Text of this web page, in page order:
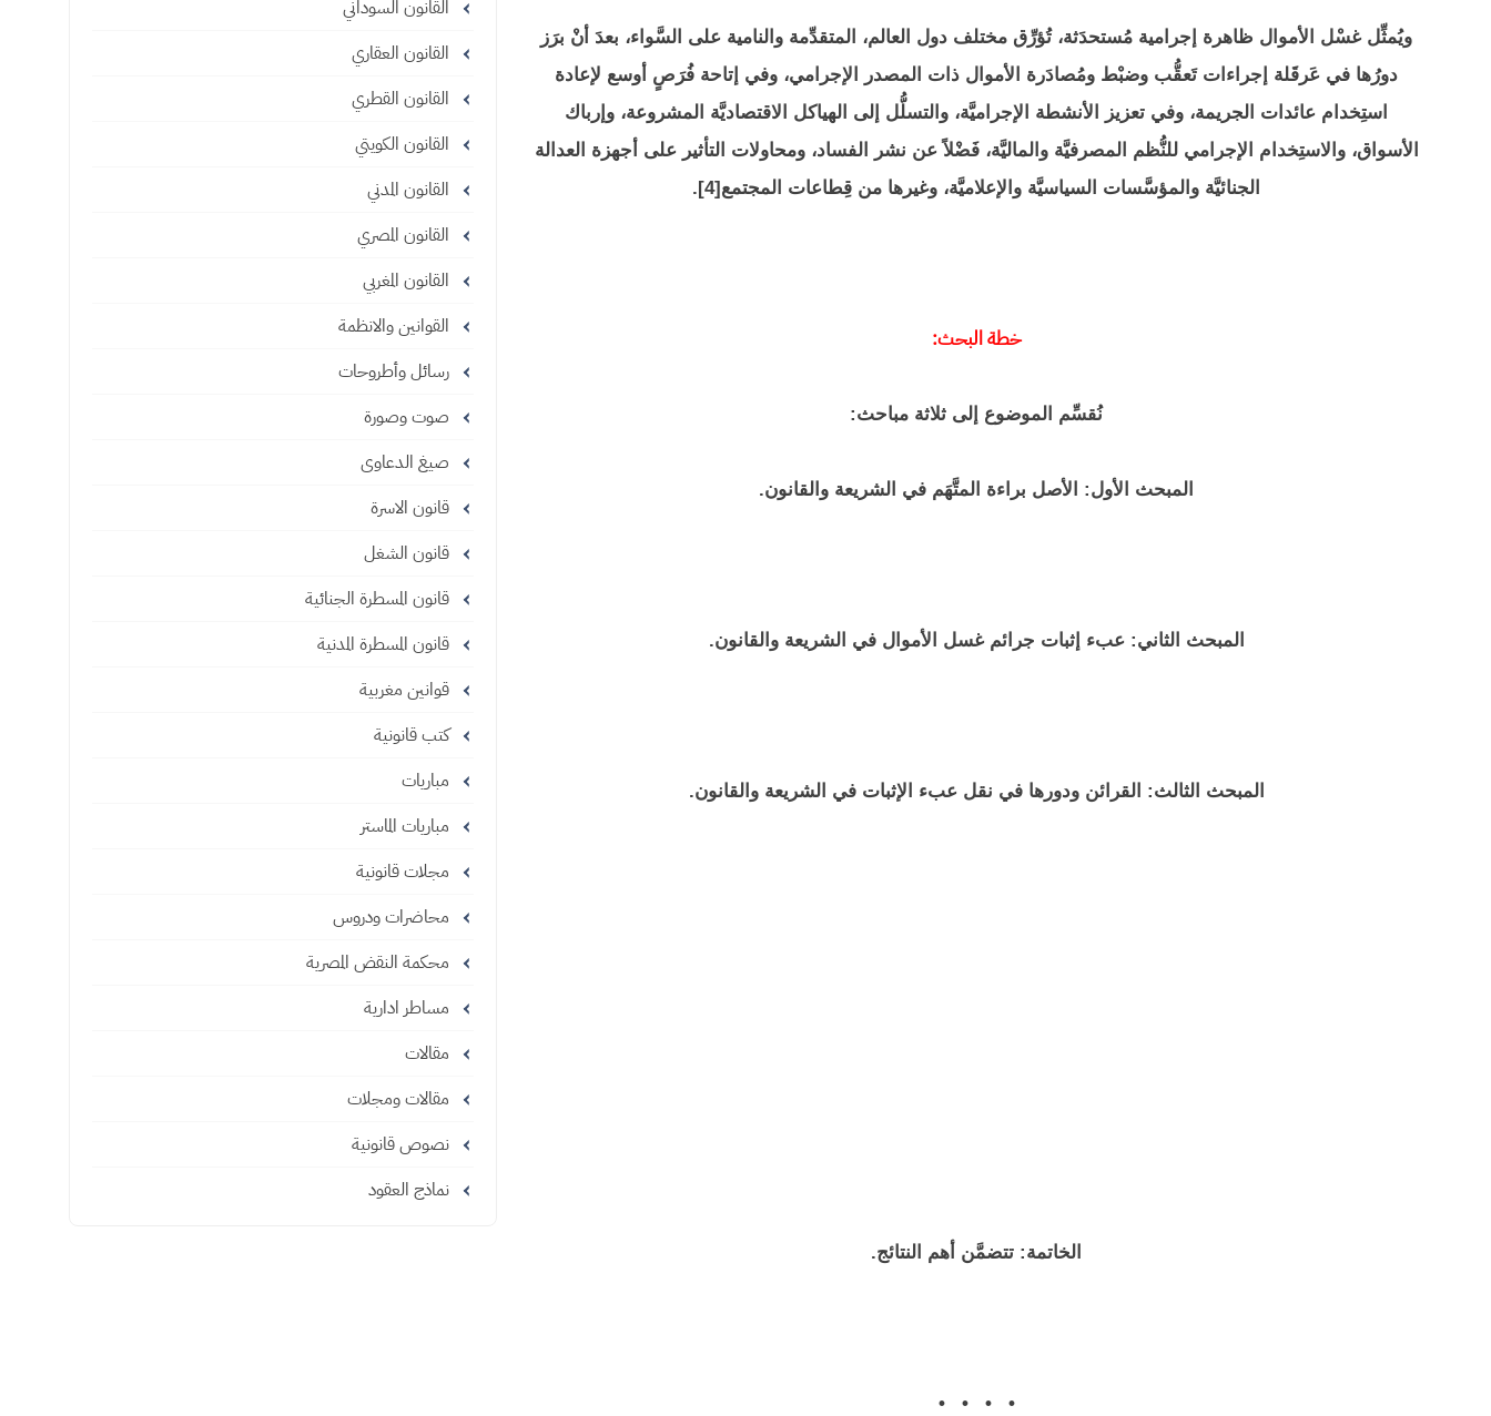
ويُمثِّل غسْل الأموال ظاهرة إجرامية مُستحدَثة، تُؤرِّق مختلف دول العالم، المتقدِّمة والنامية على السَّواء، بعدَ أنْ برَز
دورُها في عَرقَلة إجراءات تَعقُّب وضبْط ومُصادَرة الأموال ذات المصدر الإجرامي، وفي إتاحة فُرَصٍ أوسع لإعادة
استِخدام عائدات الجريمة، وفي تعزيز الأنشطة الإجراميَّة، والتسلُّل إلى الهياكل الاقتصاديَّة المشروعة، وإرباك
الأسواق، والاستِخدام الإجرامي للنُّظم المصرفيَّة والماليَّة، فَضْلاً عن نشر الفساد، ومحاولات التأثير على أجهزة العدالة
الجنائيَّة والمؤسَّسات السياسيَّة والإعلاميَّة، وغيرها من قِطاعات المجتمع[4].
خطة البحث:
نُقسِّم الموضوع إلى ثلاثة مباحث:
المبحث الأول: الأصل براءة المتَّهَم في الشريعة والقانون.
المبحث الثاني: عبء إثبات جرائم غسل الأموال في الشريعة والقانون.
المبحث الثالث: القرائن ودورها في نقل عبء الإثبات في الشريعة والقانون.
الخاتمة: تتضمَّن أهم النتائج.
• • • •
القانون السوداني
القانون العقاري
القانون القطري
القانون الكويتي
القانون المدني
القانون المصري
القانون المغربي
القوانين والانظمة
رسائل وأطروحات
صوت وصورة
صيغ الدعاوى
قانون الاسرة
قانون الشغل
قانون المسطرة الجنائية
قانون المسطرة المدنية
قوانين مغربية
كتب قانونية
مباريات
مباريات الماستر
مجلات قانونية
محاضرات ودروس
محكمة النقض المصرية
مساطر ادارية
مقالات
مقالات ومجلات
نصوص قانونية
نماذج العقود